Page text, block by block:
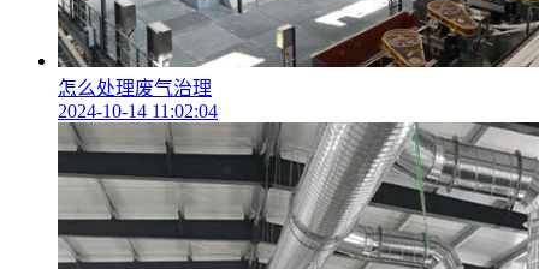
怎么处理废气治理
2024-10-14 11:02:04